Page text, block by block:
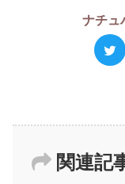
ナチュ
関連記